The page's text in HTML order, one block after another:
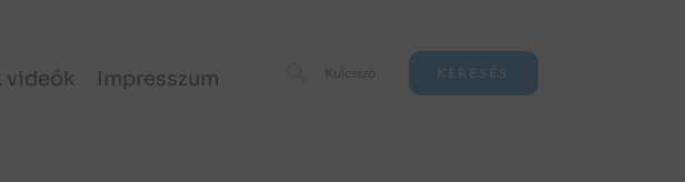
videók Impresszum KERESÉS